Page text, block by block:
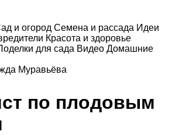
и огород Семена и рассада Идеи
Красота и здоровье
для сада Видео Домашние
Муравьёва
по плодовым